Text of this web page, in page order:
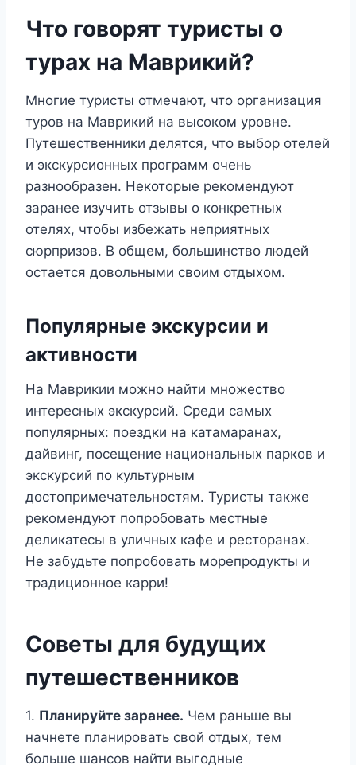
Что говорят туристы о
турах на Маврикий?
Многие туристы отмечают, что организация
туров на Маврикий на высоком уровне.
Путешественники делятся, что выбор отелей
и экскурсионных программ очень
разнообразен. Некоторые рекомендуют
заранее изучить отзывы о конкретных
отелях, чтобы избежать неприятных
сюрпризов. В общем, большинство людей
остается довольными своим отдыхом.
Популярные экскурсии и
активности
На Маврикии можно найти множество
интересных экскурсий. Среди самых
популярных: поездки на катамаранах,
дайвинг, посещение национальных парков и
экскурсий по культурным
достопримечательностям. Туристы также
рекомендуют попробовать местные
деликатесы в уличных кафе и ресторанах.
Не забудьте попробовать морепродукты и
традиционное карри!
Советы для будущих
путешественников
1. Планируйте заранее. Чем раньше вы
начнете планировать свой отдых, тем
больше шансов найти выгодные